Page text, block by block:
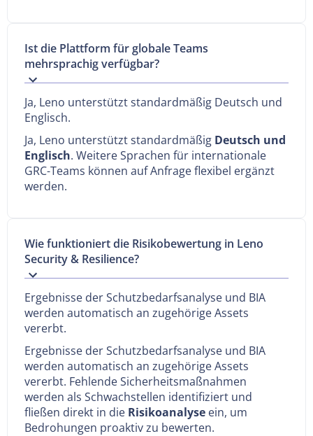
Ist die Plattform für globale Teams
mehrsprachig verfügbar?
Ja, Leno unterstützt standardmäßig Deutsch und
Englisch.
Ja, Leno unterstützt standardmäßig Deutsch und
Englisch. Weitere Sprachen für internationale
GRC-Teams können auf Anfrage flexibel ergänzt
werden.
Wie funktioniert die Risikobewertung in Leno
Security & Resilience?
Ergebnisse der Schutzbedarfsanalyse und BIA
werden automatisch an zugehörige Assets
vererbt.
Ergebnisse der Schutzbedarfsanalyse und BIA
werden automatisch an zugehörige Assets
vererbt. Fehlende Sicherheitsmaßnahmen
werden als Schwachstellen identifiziert und
fließen direkt in die Risikoanalyse ein, um
Bedrohungen proaktiv zu bewerten.